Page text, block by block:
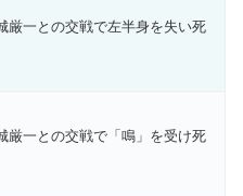
厳一との交戦で左半身を失い死
厳一との交戦で「鳴」を受け死